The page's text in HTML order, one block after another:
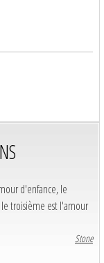
d'enfance, le
troisième est l'amour
Stone